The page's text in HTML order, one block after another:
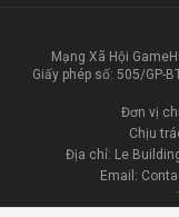
Mạng Xã Hội
Giấy phép số: 505/GP-
Đơn vị
Chịu
Địa chỉ: Le
Email: